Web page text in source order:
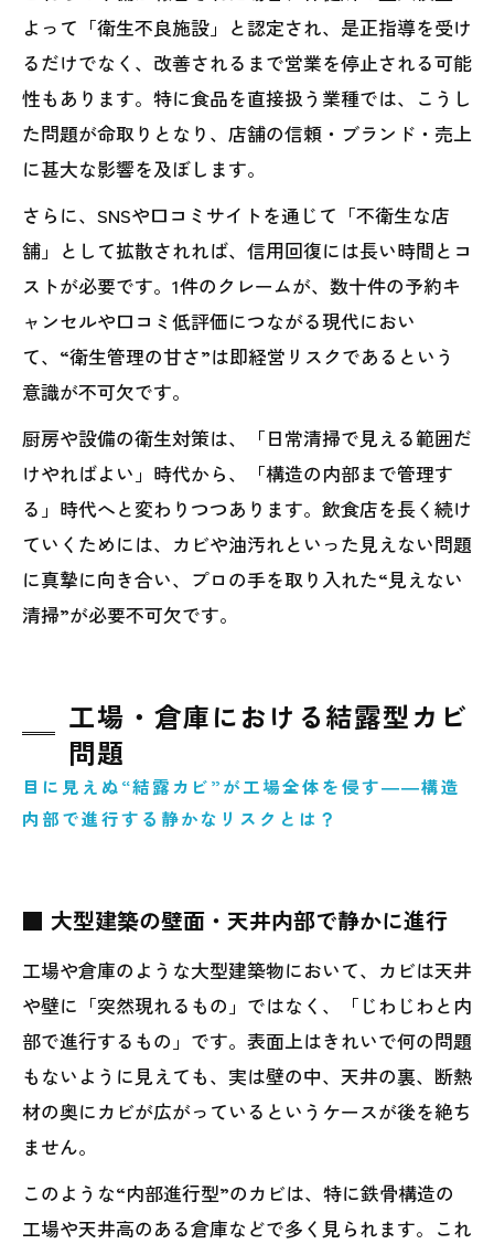
よって「衛生不良施設」と認定され、是正指導を受け
るだけでなく、改善されるまで営業を停止される可能
性もあります。特に食品を直接扱う業種では、こうし
た問題が命取りとなり、店舗の信頼・ブランド・売上
に甚大な影響を及ぼします。
さらに、SNSや口コミサイトを通じて「不衛生な店
舗」として拡散されれば、信用回復には長い時間とコ
ストが必要です。1件のクレームが、数十件の予約キ
ャンセルや口コミ低評価につながる現代におい
て、“衛生管理の甘さ”は即経営リスクであるという
意識が不可欠です。
厨房や設備の衛生対策は、「日常清掃で見える範囲だ
けやればよい」時代から、「構造の内部まで管理す
る」時代へと変わりつつあります。飲食店を長く続け
ていくためには、カビや油汚れといった見えない問題
に真摯に向き合い、プロの手を取り入れた“見えない
清掃”が必要不可欠です。
工場・倉庫における結露型カビ
問題
目に見えぬ“結露カビ”が工場全体を侵す――構造
内部で進行する静かなリスクとは？
■ 大型建築の壁面・天井内部で静かに進行
工場や倉庫のような大型建築物において、カビは天井
や壁に「突然現れるもの」ではなく、「じわじわと内
部で進行するもの」です。表面上はきれいで何の問題
もないように見えても、実は壁の中、天井の裏、断熱
材の奥にカビが広がっているというケースが後を絶ち
ません。
このような“内部進行型”のカビは、特に鉄骨構造の
工場や天井高のある倉庫などで多く見られます。これ